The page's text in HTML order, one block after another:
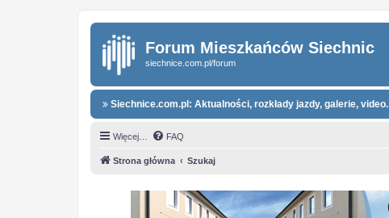
Forum Mieszkańców Siechnic
siechnice.com.pl/forum
Siechnice.com.pl: Aktualności, rozkłady jazdy, galerie, video.
Więcej… FAQ
Strona główna Szukaj